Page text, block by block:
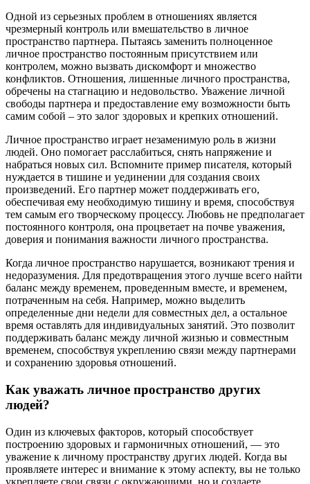
Одной из серьезных проблем в отношениях является
чрезмерный контроль или вмешательство в личное
пространство партнера. Пытаясь заменить полноценное
личное пространство постоянным присутствием или
контролем, можно вызвать дискомфорт и множество
конфликтов. Отношения, лишенные личного пространства,
обречены на стагнацию и недовольство. Уважение личной
свободы партнера и предоставление ему возможности быть
самим собой – это залог здоровых и крепких отношений.
Личное пространство играет незаменимую роль в жизни
людей. Оно помогает расслабиться, снять напряжение и
набраться новых сил. Вспомните пример писателя, который
нуждается в тишине и уединении для создания своих
произведений. Его партнер может поддерживать его,
обеспечивая ему необходимую тишину и время, способствуя
тем самым его творческому процессу. Любовь не предполагает
постоянного контроля, она процветает на почве уважения,
доверия и понимания важности личного пространства.
Когда личное пространство нарушается, возникают трения и
недоразумения. Для предотвращения этого лучше всего найти
баланс между временем, проведенным вместе, и временем,
потраченным на себя. Например, можно выделить
определенные дни недели для совместных дел, а остальное
время оставлять для индивидуальных занятий. Это позволит
поддерживать баланс между личной жизнью и совместным
временем, способствуя укреплению связи между партнерами
и сохранению здоровья отношений.
Как уважать личное пространство других
людей?
Один из ключевых факторов, который способствует
построению здоровых и гармоничных отношений, — это
уважение к личному пространству других людей. Когда вы
проявляете интерес и внимание к этому аспекту, вы не только
укрепляете свои связи с окружающими, но и создаете